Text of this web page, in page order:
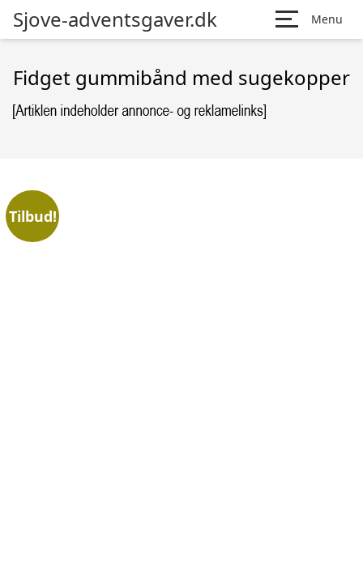
Sjove-adventsgaver.dk Menu
Fidget gummibånd med sugekopper
Tilbud!